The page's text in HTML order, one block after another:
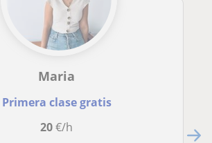
Maria
Primera clase gratis
20€/h